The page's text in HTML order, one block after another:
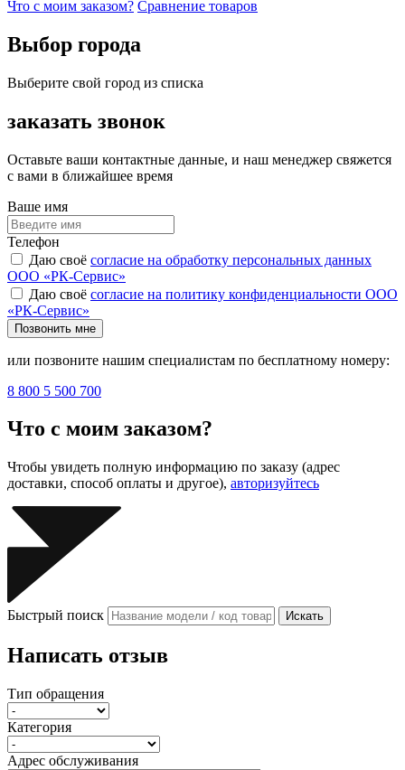
Что с моим заказом? Сравнение товаров
Выбор города
Выберите свой город из списка
заказать звонок
Оставьте ваши контактные данные, и наш менеджер свяжется
с вами в ближайшее время
Ваше имя
Телефон
Даю своё согласие на обработку персональных данных
ООО «РК-Сервис»
Даю своё согласие на политику конфиденциальности ООО
«РК-Сервис»
Позвонить мне
или позвоните нашим специалистам по бесплатному номеру:
8 800 5 500 700
Что с моим заказом?
Чтобы увидеть полную информацию по заказу (адрес
доставки, способ оплаты и другое), авторизуйтесь
Быстрый поиск Искать
Написать отзыв
Тип обращения
Категория
Адрес обслуживания